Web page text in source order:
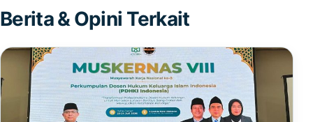
Berita & Opini Terkait